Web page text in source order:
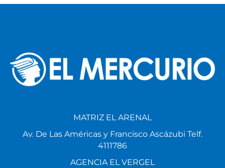
MATRIZ EL ARENAL
Av. De Las Américas y Francisco Ascázubi Telf.
4111786
AGENCIA EL VERGEL